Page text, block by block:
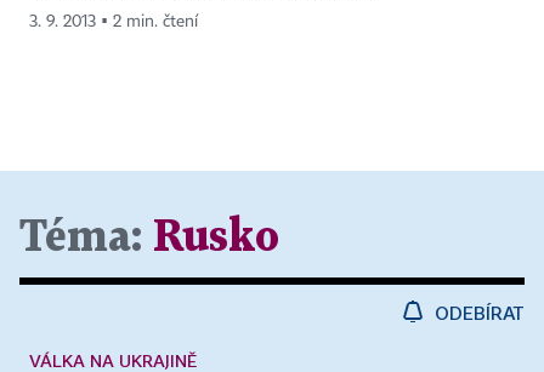
3. 9. 2013 ▪ 2 min. čtení
Téma: Rusko
ODEBÍRAT
VÁLKA NA UKRAJINĚ